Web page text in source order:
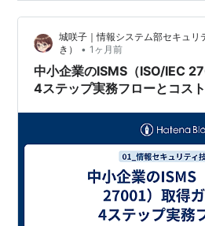
城咲子｜情報システム部セキュリ
き）
• 1ヶ月前
中小企業のISMS（ISO/IEC
4ステップ実務フローとコス